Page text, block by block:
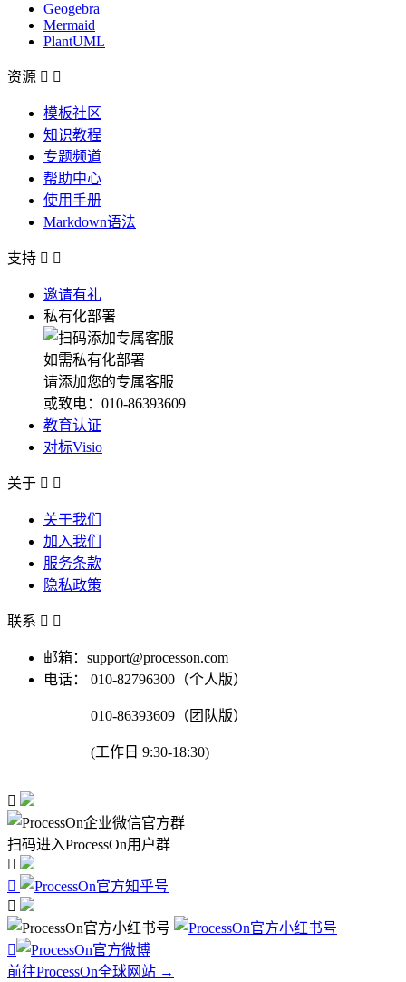
Geogebra
Mermaid
PlantUML
资源  
模板社区
知识教程
专题频道
帮助中心
使用手册
Markdown语法
支持  
邀请有礼
私有化部署
如需私有化部署
请添加您的专属客服
或致电：010-86393609
教育认证
对标Visio
关于  
关于我们
加入我们
服务条款
隐私政策
联系  
邮箱：support@processon.com
电话：
010-82796300（个人版）
010-86393609（团队版）
(工作日 9:30-18:30)

扫码进入ProcessOn用户群




前往ProcessOn全球网站 →